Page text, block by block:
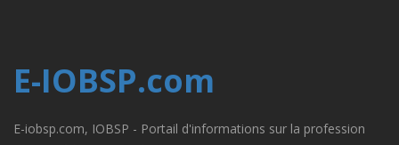
E-IOBSP.com
E-iobsp.com, IOBSP - Portail d'informations sur la profession